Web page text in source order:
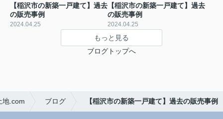
【稲沢市の新築一戸建て】過去
の販売事例
2024.04.25
【稲沢市の新築一戸建て】過去
の販売事例
2024.04.25
もっと見る
ブログトップへ
地.com ブログ 【稲沢市の新築一戸建て】過去の販売事例